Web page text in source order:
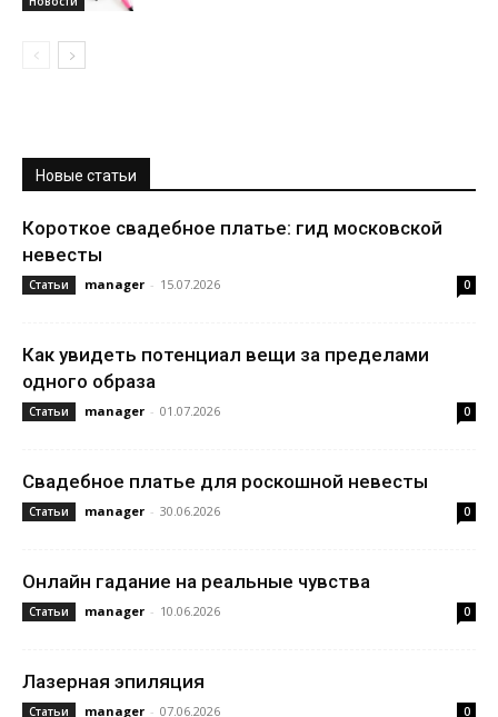
Новые статьи
Короткое свадебное платье: гид московской
невесты
Статьи manager - 15.07.2026 0
Как увидеть потенциал вещи за пределами
одного образа
Статьи manager - 01.07.2026 0
Свадебное платье для роскошной невесты
Статьи manager - 30.06.2026 0
Онлайн гадание на реальные чувства
Статьи manager - 10.06.2026 0
Лазерная эпиляция
Статьи manager - 07.06.2026 0